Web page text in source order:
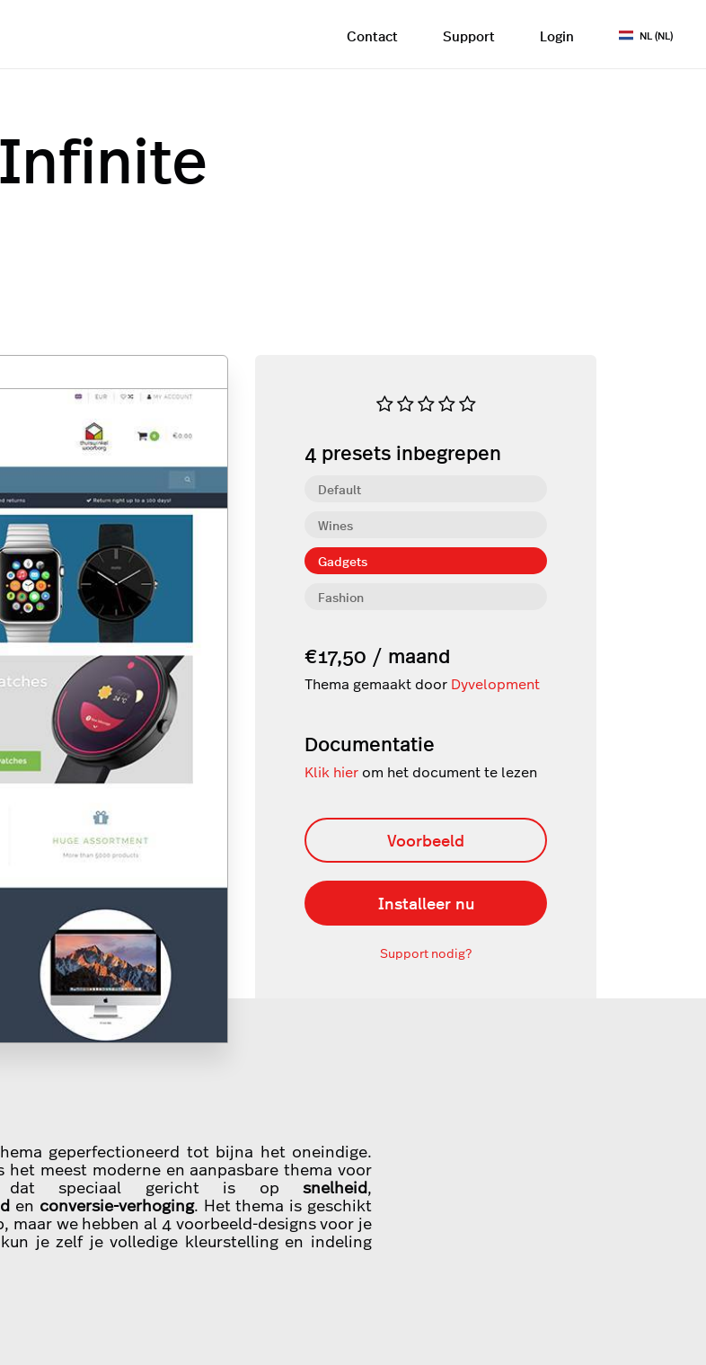
Contact Support Login NL (NL)
Infinite
4 presets inbegrepen
Wines
Gadgets
Fashion
Default
€17,50 / maand
Thema gemaakt door Dyvelopment
Documentatie
Klik hier om het document te lezen
Voorbeeld
Installeer nu
Support nodig?
geperfectioneerd tot bijna het oneindige.
meest moderne en aanpasbare thema voor
dat speciaal gericht is op snelheid,
en conversie-verhoging. Het thema is geschikt
maar we hebben al 4 voorbeeld-designs voor je
je zelf je volledige kleurstelling en indeling